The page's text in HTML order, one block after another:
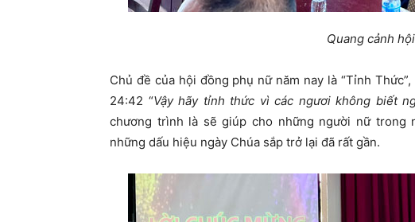
Quang cảnh
Chủ đề của hội đồng phụ nữ năm nay là “Tỉnh
24:42 “Vậy hãy tỉnh thức vì các ngươi không biết
chương trình là sẽ giúp cho những người nữ trong
những dấu hiệu ngày Chúa sắp trở lại đã rất gần.